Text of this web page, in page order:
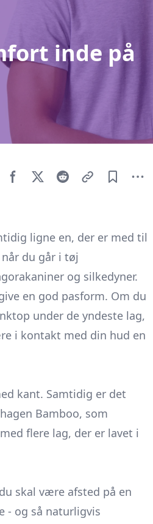
inde på
ligne en, der er med til
du går i tøj
og silkedyner.
en god pasform. Om du
under de yndeste lag,
i kontakt med din hud en
kant. Samtidig er det
Bamboo, som
flere lag, der er lavet i
skal være afsted på en
- og så naturligvis